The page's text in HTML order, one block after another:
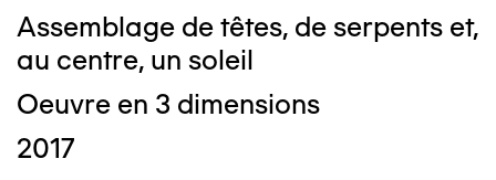
Assemblage de têtes, de serpents et,
au centre, un soleil
Oeuvre en 3 dimensions
2017